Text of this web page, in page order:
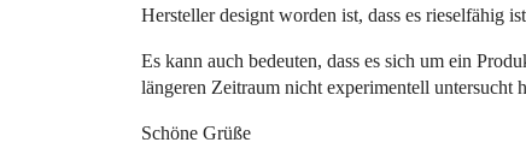
Hersteller designt worden ist, dass es rieselfähig
Es kann auch bedeuten, dass es sich um ein
längeren Zeitraum nicht experimentell untersucht
Schöne Grüße